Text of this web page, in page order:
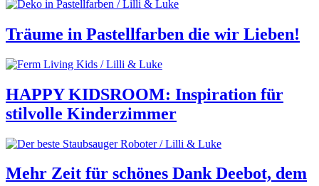
Träume in Pastellfarben die wir Lieben!
HAPPY KIDSROOM: Inspiration für
stilvolle Kinderzimmer
Mehr Zeit für schönes Dank Deebot, dem